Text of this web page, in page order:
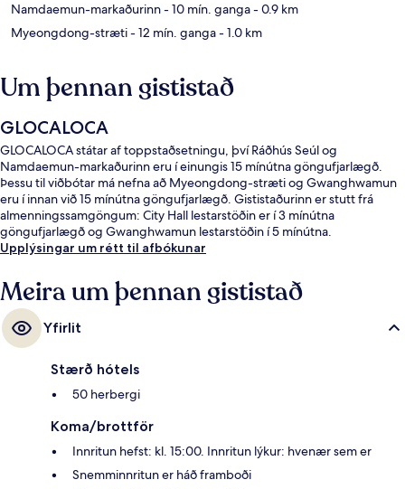
Namdaemun-markaðurinn- 10 mín. ganga- 0.9 km
Myeongdong-stræti- 12 mín. ganga- 1.0 km
Um þennan gististað
GLOCALOCA
GLOCALOCA státar af toppstaðsetningu, því Ráðhús Seúl og
Namdaemun-markaðurinn eru í einungis 15 mínútna göngufjarlægð.
Þessu til viðbótar má nefna að Myeongdong-stræti og Gwanghwamun
eru í innan við 15 mínútna göngufjarlægð. Gististaðurinn er stutt frá
almenningssamgöngum: City Hall lestarstöðin er í 3 mínútna
göngufjarlægð og Gwanghwamun lestarstöðin í 5 mínútna.
Upplýsingar um rétt til afbókunar
Meira um þennan gististað
Yfirlit
Stærð hótels
50 herbergi
Koma/brottför
Innritun hefst: kl. 15:00. Innritun lýkur: hvenær sem er
Snemminnritun er háð framboði